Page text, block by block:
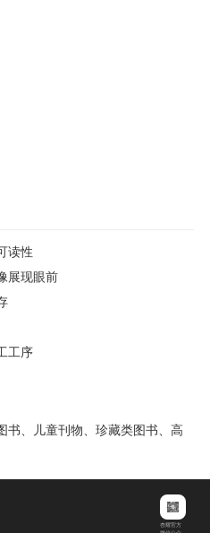
读性
展现眼前
工序
书、儿童刊物、珍藏类图书、高
杏耀官方